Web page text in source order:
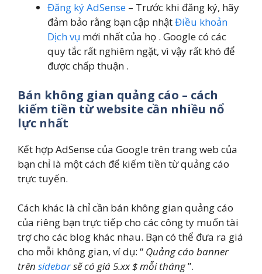
Đăng ký AdSense – Trước khi đăng ký, hãy
đảm bảo rằng bạn cập nhậtĐiều khoản
Dịch vụ mới nhất của họ . Google có các
quy tắc rất nghiêm ngặt, vì vậy rất khó để
được chấp thuận .
Bán không gian quảng cáo – cách
kiếm tiền từ website cần nhiều nổ
lực nhất
Kết hợp AdSense của Google trên trang web của
bạn chỉ là một cách để kiếm tiền từ quảng cáo
trực tuyến.
Cách khác là chỉ cần bán không gian quảng cáo
của riêng bạn trực tiếp cho các công ty muốn tài
trợ cho các blog khác nhau. Bạn có thể đưa ra giá
cho mỗi không gian, ví dụ: “ Quảng cáo banner
trên sidebarsẽ có giá 5.xx $ mỗi tháng”.